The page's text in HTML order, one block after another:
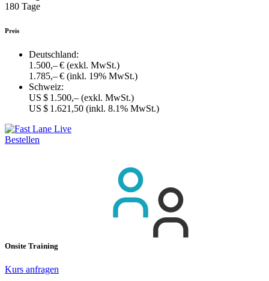
180 Tage
Preis
Deutschland:
1.500,– € (exkl. MwSt.)
1.785,– € (inkl. 19% MwSt.)
Schweiz:
US $ 1.500,– (exkl. MwSt.)
US $ 1.621,50 (inkl. 8.1% MwSt.)
Bestellen
Onsite Training
Kurs anfragen